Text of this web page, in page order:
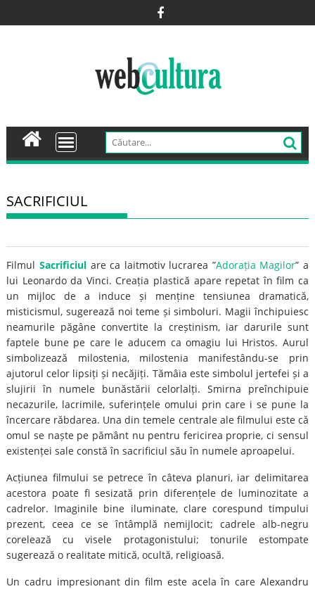
to
SACRIFICIUL
Filmul Sacrificiul are ca laitmotiv lucrarea ”Adorația Magilor” a
lui Leonardo da Vinci. Creația plastică apare repetat în film ca
un mijloc de a induce și menține tensiunea dramatică,
misticismul, sugerează noi teme și simboluri. Magii închipuiesc
neamurile păgâne convertite la creștinism, iar darurile sunt
faptele bune pe care le aducem ca omagiu lui Hristos. Aurul
simbolizează milostenia, milostenia manifestându-se prin
ajutorul celor lipsiți și necăjiți. Tămâia este simbolul jertefei și a
slujirii în numele bunăstării celorlalți. Smirna preînchipuie
necazurile, lacrimile, suferințele omului prin care i se pune la
încercare răbdarea. Una din temele centrale ale filmului este că
omul se naște pe pământ nu pentru fericirea proprie, ci sensul
existenței sale constă în sacrificiul său în numele aproapelui.
Acțiunea filmului se petrece în câteva planuri, iar delimitarea
acestora poate fi sesizată prin diferențele de luminozitate a
cadrelor. Imaginile bine iluminate, clare corespund timpului
prezent, ceea ce se întâmplă nemijlocit; cadrele alb-negru
corelează cu visele protagonistului; tonurile estompate
sugerează o realitate mitică, ocultă, religioasă.
Un cadru impresionant din film este acela în care Alexandru